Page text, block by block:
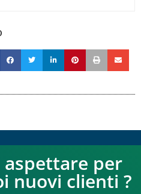
aspettare per
nuovi clienti ?